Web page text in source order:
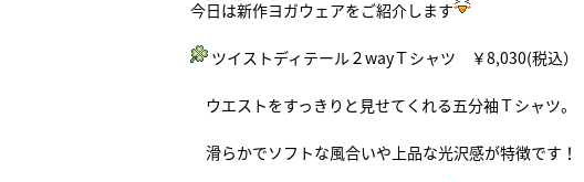
今日は新作ヨガウェアをご紹介します
ツイストディテール２wayＴシャツ ￥8,030(税込）
ウエストをすっきりと見せてくれる五分袖Ｔシャツ。
滑らかでソフトな風合いや上品な光沢感が特徴です！